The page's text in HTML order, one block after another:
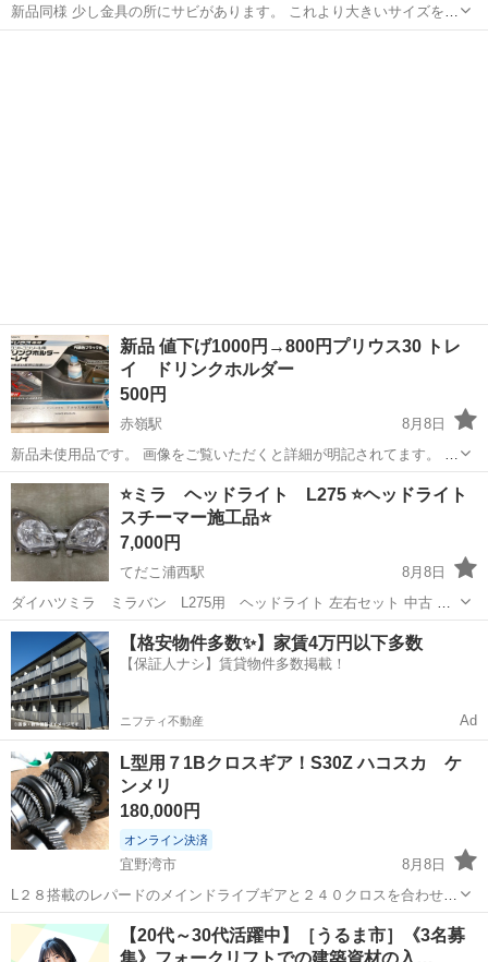
新品同様 少し金具の所にサビがあります。 これより大きいサイズを購
入したので必要な方いませんか？ 早い取引きの方希望します。 他にも
新品 値下げ1000円→800円プリウス30 トレ
イ ドリンクホルダー
500円
赤嶺駅
8月8日
新品未使用品です。 画像をご覧いただくと詳細が明記されてます。 ノ
ークレーム、ノーリターンでお願いします。
沖縄 豊見城市 内装、インテリア
⭐️ミラ ヘッドライト L275 ⭐️ヘッドライト
スチーマー施工品⭐️
7,000円
てだこ浦西駅
8月8日
ダイハツミラ ミラバン L275用 ヘッドライト 左右セット 中古 ペ
ーパー400番→800→1500→2000→ヘッドライトスチーマー施工してま
がです...
沖縄 うるま市 てだこ浦西駅 外装、車外用品
ヘッドライト
【格安物件多数✨】家賃4万円以下多数
【保証人ナシ】賃貸物件多数掲載！
ニフティ不動産 Ad
L型用７1Bクロスギア！S30Z ハコスカ ケ
ンメリ
180,000円
オンライン決済
宜野湾市
8月8日
L２８搭載のレパードのメインドライブギアと２４０クロスを合わせた
希少なクロスギアです！中々探してもないと思います。1速2.6、２速
1.７、3速1.17、４速1.00、5速0.72となります！他のオークションにも
沖縄 宜野湾市 パーツ
【20代～30代活躍中】［うるま市］《3名募
集》フォークリフトでの建築資材の入…